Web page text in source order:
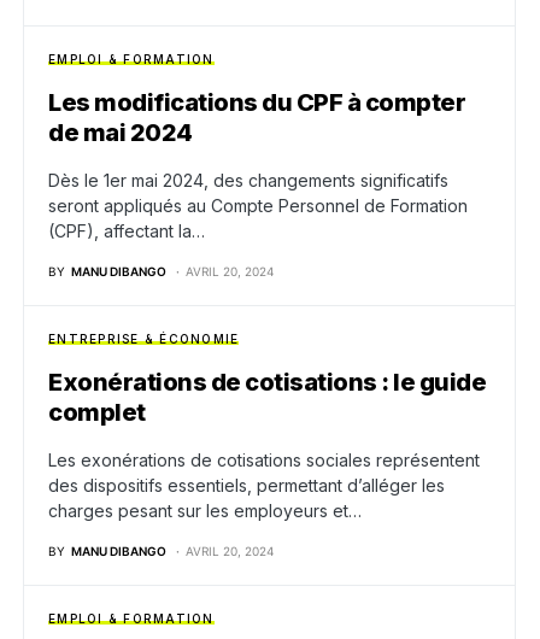
EMPLOI & FORMATION
Les modifications du CPF à compter
de mai 2024
Dès le 1er mai 2024, des changements significatifs
seront appliqués au Compte Personnel de Formation
(CPF), affectant la…
BY MANU DIBANGO AVRIL 20, 2024
ENTREPRISE & ÉCONOMIE
Exonérations de cotisations : le guide
complet
Les exonérations de cotisations sociales représentent
des dispositifs essentiels, permettant d’alléger les
charges pesant sur les employeurs et…
BY MANU DIBANGO AVRIL 20, 2024
EMPLOI & FORMATION